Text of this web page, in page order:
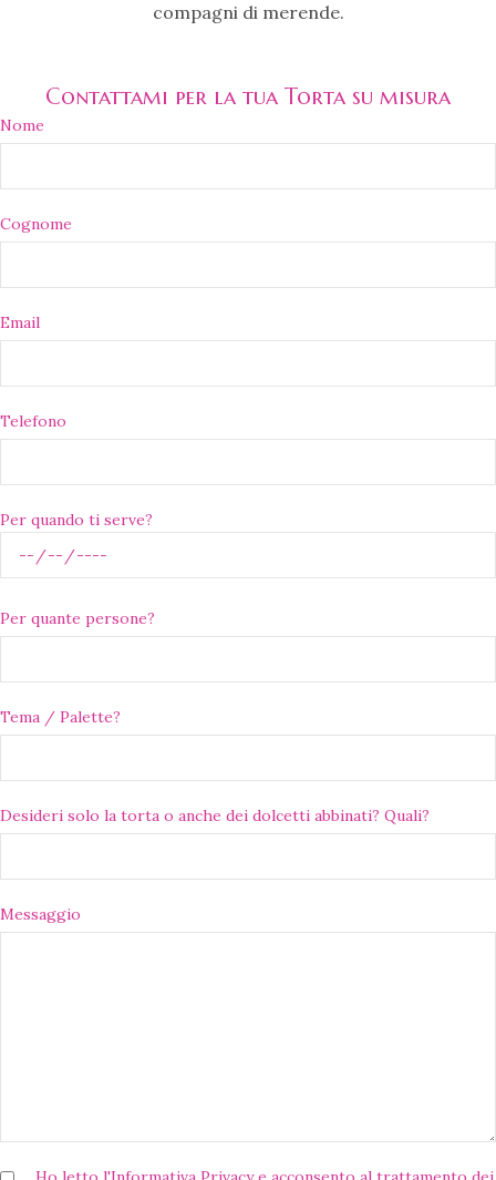
compagni di merende.
Contattami per la tua Torta su misura
Nome
Cognome
Email
Telefono
Per quando ti serve?
Per quante persone?
Tema / Palette?
Desideri solo la torta o anche dei dolcetti abbinati? Quali?
Messaggio